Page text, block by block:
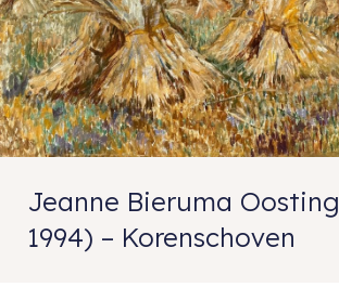
Jeanne Bieruma
1994) – Korenschoven